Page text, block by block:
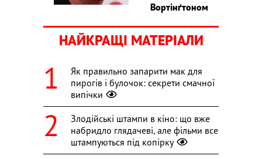
Вортінґтоном
НАЙКРАЩІ МАТЕРІАЛИ
Як правильно запарити мак для
пирогів і булочок: секрети смачної
випічки
Злодійські штампи в кіно: що вже
набридло глядачеві, але фільми все
штампуються під копірку